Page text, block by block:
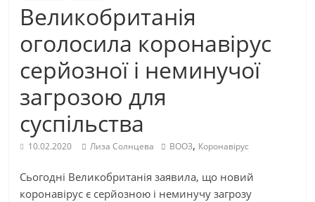
Великобританія
оголосила коронавірус
серйозної і неминучої
загрозою для
суспільства
10.02.2020 Лиза Солнцева ВООЗ, Коронавірус
Сьогодні Великобританія заявила, що новий
коронавірус є серйозною і неминучу загрозу